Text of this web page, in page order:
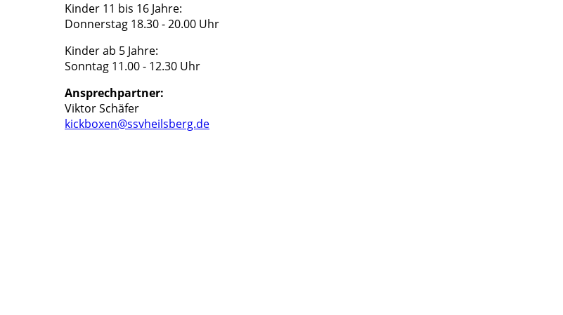
Kinder 11 bis 16 Jahre:
Donnerstag 18.30 - 20.00 Uhr
Kinder ab 5 Jahre:
Sonntag 11.00 - 12.30 Uhr
Ansprechpartner:
Viktor Schäfer
kickboxen@ssvheilsberg.de